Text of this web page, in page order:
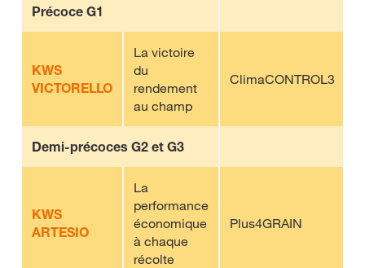
Précoce G1
KWS
VICTORELLO
La victoire
du
rendement
au champ
ClimaCONTROL3
Demi-précoces G2 et G3
KWS
ARTESIO
La
performance
économique
à chaque
récolte
Plus4GRAIN